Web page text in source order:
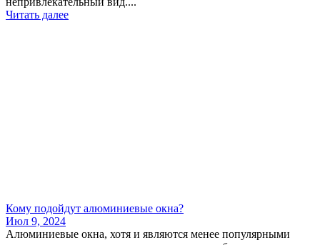
Читать далее
​Кому подойдут алюминиевые окна?
Июл 9, 2024
Алюминиевые окна, хотя и являются менее популярными